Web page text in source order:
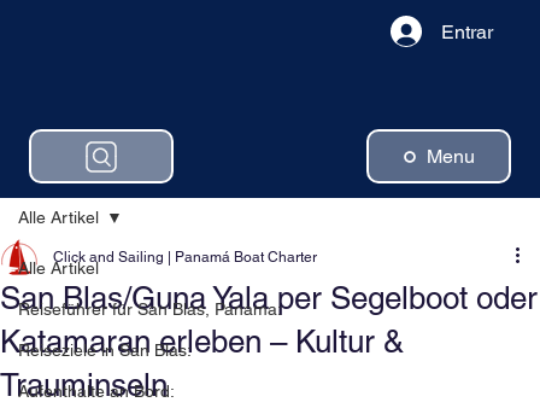
Menu
Entrar
Alle Artikel
Reiseführer für San Blas, Panama:
Reiseziele in San Blas:
Aufenthalte an Bord:
Alle Artikel
San Blas/Guna Yala per Segelboot oder
Katamaran erleben – Kultur &
Trauminseln
Click and Sailing | Panamá Boat Charter